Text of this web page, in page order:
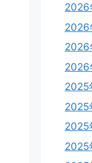
2026
2026
2026
2026
2025
2025
2025
2025